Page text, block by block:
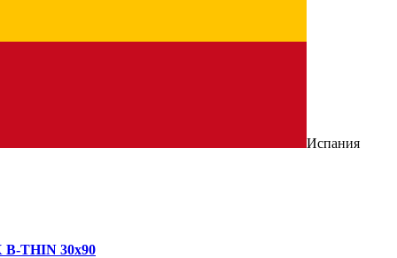
Испания
B-THIN 30x90